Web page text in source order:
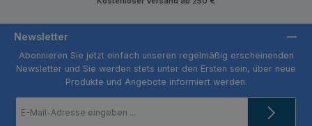
Newsletter
Abonnieren Sie jetzt einfach unseren regelmäßig erscheinenden
Newsletter und Sie werden stets unter den Ersten sein, über neue
Produkte und Angebote informiert werden.
Mail-